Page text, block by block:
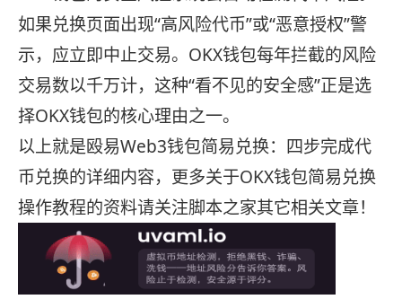
如果兑换页面出现“高风险代币”或“恶意授权”警
示，应立即中止交易。OKX钱包每年拦截的风险
交易数以千万计，这种“看不见的安全感”正是选
择OKX钱包的核心理由之一。
以上就是殴易Web3钱包简易兑换：四步完成代
币兑换的详细内容，更多关于OKX钱包简易兑换
操作教程的资料请关注脚本之家其它相关文章！